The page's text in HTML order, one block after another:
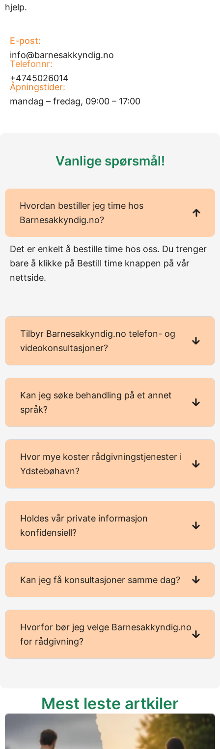
hjelp.
E-post:
info@barnesakkyndig.no
Telefonnr:
+4745026014
Åpningstider:
mandag – fredag, 09:00 – 17:00
Vanlige spørsmål!
Hvordan bestiller jeg time hos
Barnesakkyndig.no?
Det er enkelt å bestille time hos oss. Du trenger
bare å klikke på Bestill time knappen på vår
nettside.
Tilbyr Barnesakkyndig.no telefon- og
videokonsultasjoner?
Kan jeg søke behandling på et annet
språk?
Hvor mye koster rådgivningstjenester i
Ydstebøhavn?
Holdes vår private informasjon
konfidensiell?
Kan jeg få konsultasjoner samme dag?
Hvorfor bør jeg velge Barnesakkyndig.no
for rådgivning?
Mest leste artkiler